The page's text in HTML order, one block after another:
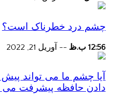
چشم درد خطرناک است؟
12:56 ب.ظ -- آوریل 21, 2022
آیا چشم ما می تواند
دادن حافظه پیشرفت می